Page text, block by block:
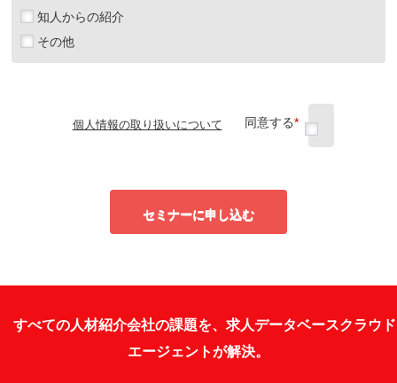
知人からの紹介
その他
個人情報の取り扱いについて *
同意する
セミナーに申し込む
すべての人材紹介会社の課題を、求人データベースクラウド
エージェントが解決。